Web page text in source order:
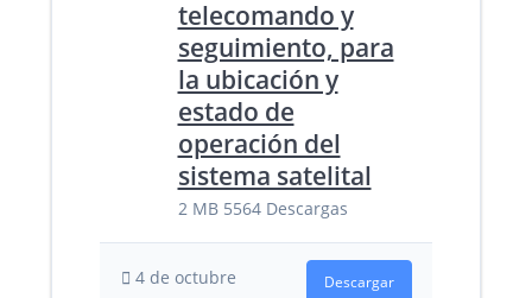
telecomando y
seguimiento, para
la ubicación y
estado de
operación del
sistema satelital
2 MB 5564 Descargas
4 de octubre
Descargar